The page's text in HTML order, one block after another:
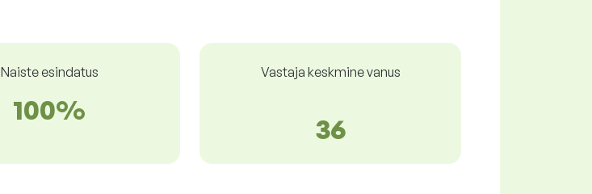
Naiste esindatus
100%
Vastaja keskmine vanus
36